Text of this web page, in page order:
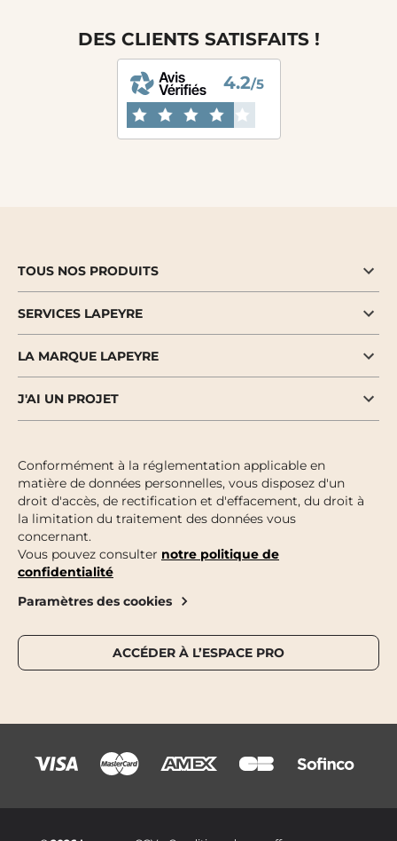
DES CLIENTS SATISFAITS !
4.2/5
TOUS NOS PRODUITS
SERVICES LAPEYRE
LA MARQUE LAPEYRE
J'AI UN PROJET
Conformément à la réglementation applicable en
matière de données personnelles, vous disposez d'un
droit d'accès, de rectification et d'effacement, du droit à
la limitation du traitement des données vous
concernant.
Vous pouvez consulter notre politique de
confidentialité
Paramètres des cookies
ACCÉDER À L’ESPACE PRO